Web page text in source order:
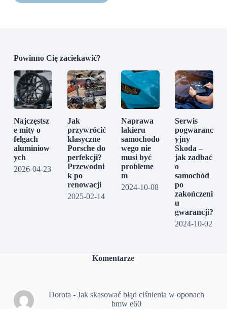
Powinno Cię zaciekawić?
Najczęstsz
e mity o
felgach
aluminiow
ych
2026-04-23
Jak
przywrócić
klasyczne
Porsche do
perfekcji?
Przewodni
k po
renowacji
2025-02-14
Naprawa
lakieru
samochodo
wego nie
musi być
probleme
m
2024-10-08
Serwis
pogwaranc
yjny
Skoda –
jak zadbać
o
samochód
po
zakończeni
u
gwarancji?
2024-10-02
Komentarze
Dorota -Jak skasować błąd ciśnienia w oponach
bmw e60